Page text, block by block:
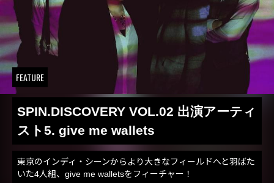
FEATURE
SPIN.DISCOVERY VOL.02 出演アーティ
スト5. give me wallets
東京のインディ・シーンからより大きなフィールドへと羽ばた
いた4人組、give me walletsをフィーチャー！